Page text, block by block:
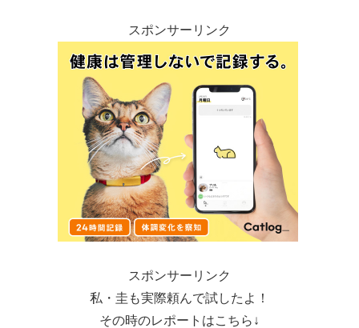
スポンサーリンク
スポンサーリンク
私・圭も実際頼んで試したよ！
その時のレポートはこちら↓